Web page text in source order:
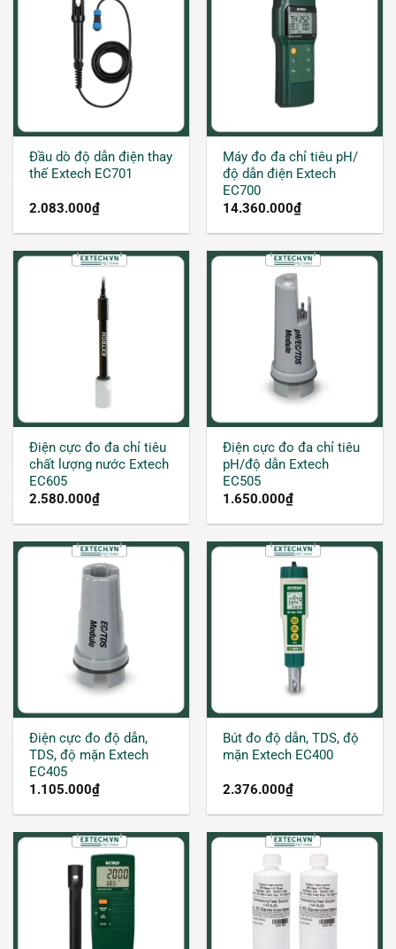
Đầu dò độ dẫn điện thay
thế Extech EC701
2.083.000₫
Máy đo đa chỉ tiêu pH/
độ dẫn điện Extech
EC700
14.360.000₫
Điện cực đo đa chỉ tiêu
chất lượng nước Extech
EC605
2.580.000₫
Điện cực đo đa chỉ tiêu
pH/độ dẫn Extech
EC505
1.650.000₫
Điện cực đo độ dẫn,
TDS, độ mặn Extech
EC405
1.105.000₫
Bút đo độ dẫn, TDS, độ
mặn Extech EC400
2.376.000₫